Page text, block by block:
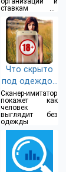
ставкам на
спорт
Что скрыто
под одеждой
(18+)
Сканер-имитатор
покажет как
человек
выглядит без
одежды